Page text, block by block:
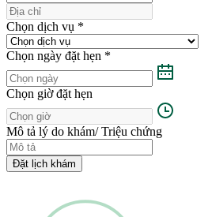
Chọn dịch vụ *
Chọn ngày đặt hẹn *
Chọn giờ đặt hẹn
Mô tả lý do khám/ Triệu chứng
Đặt lịch khám